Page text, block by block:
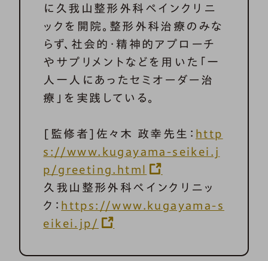
に久我山整形外科ペインクリニ
ックを開院。整形外科治療のみな
らず、社会的・精神的アプローチ
やサプリメントなどを用いた「一
人一人にあったセミオーダー治
療」を実践している。
[監修者]佐々木 政幸先生： http
s://www.kugayama-seikei.j
p/greeting.html
久我山整形外科ペインクリニッ
ク： https://www.kugayama-s
eikei.jp/